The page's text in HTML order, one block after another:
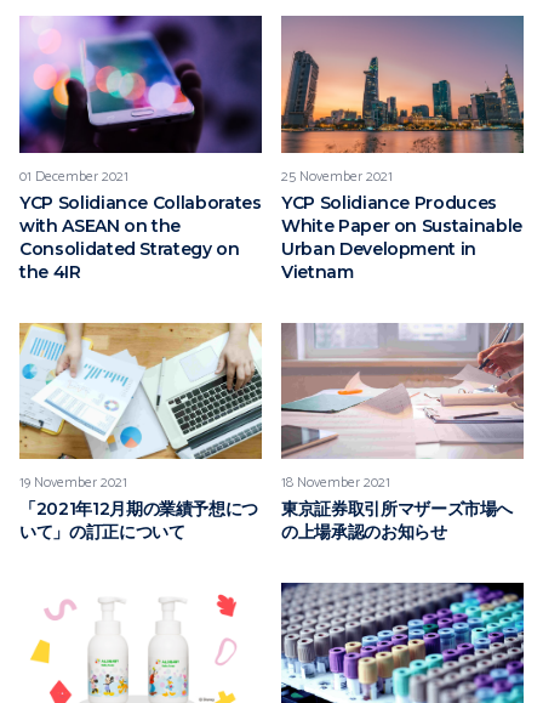
01 December 2021
YCP Solidiance Collaborates
with ASEAN on the
Consolidated Strategy on
the 4IR
25 November 2021
YCP Solidiance Produces
White Paper on Sustainable
Urban Development in
Vietnam
19 November 2021
「2021年12月期の業績予想につ
いて」の訂正について
18 November 2021
東京証券取引所マザーズ市場へ
の上場承認のお知らせ